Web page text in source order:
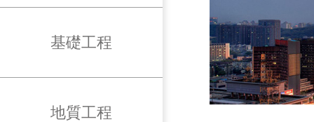
基礎工程
地質工程